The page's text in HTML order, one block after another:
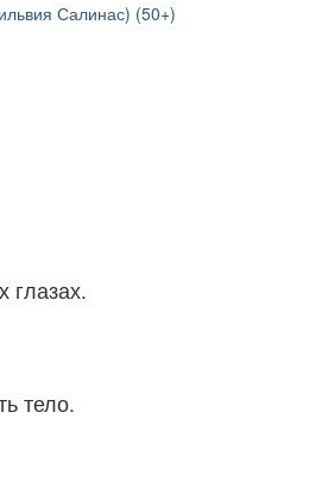
Салинас) (50+)
глазах.
тело.